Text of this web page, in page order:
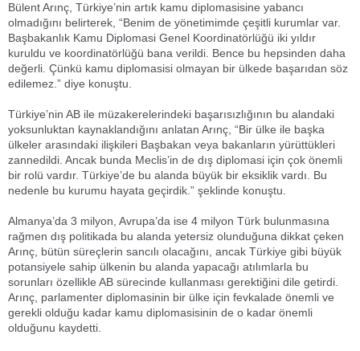
Bülent Arınç, Türkiye’nin artık kamu diplomasisine yabancı
olmadığını belirterek, “Benim de yönetimimde çeşitli kurumlar var.
Başbakanlık Kamu Diplomasi Genel Koordinatörlüğü iki yıldır
kuruldu ve koordinatörlüğü bana verildi. Bence bu hepsinden daha
değerli. Çünkü kamu diplomasisi olmayan bir ülkede başarıdan söz
edilemez.” diye konuştu.
Türkiye’nin AB ile müzakerelerindeki başarısızlığının bu alandaki
yoksunluktan kaynaklandığını anlatan Arınç, “Bir ülke ile başka
ülkeler arasındaki ilişkileri Başbakan veya bakanların yürüttükleri
zannedildi. Ancak bunda Meclis’in de dış diplomasi için çok önemli
bir rolü vardır. Türkiye’de bu alanda büyük bir eksiklik vardı. Bu
nedenle bu kurumu hayata geçirdik.” şeklinde konuştu.
Almanya’da 3 milyon, Avrupa’da ise 4 milyon Türk bulunmasına
rağmen dış politikada bu alanda yetersiz olunduğuna dikkat çeken
Arınç, bütün süreçlerin sancılı olacağını, ancak Türkiye gibi büyük
potansiyele sahip ülkenin bu alanda yapacağı atılımlarla bu
sorunları özellikle AB sürecinde kullanması gerektiğini dile getirdi.
Arınç, parlamenter diplomasinin bir ülke için fevkalade önemli ve
gerekli olduğu kadar kamu diplomasisinin de o kadar önemli
olduğunu kaydetti.